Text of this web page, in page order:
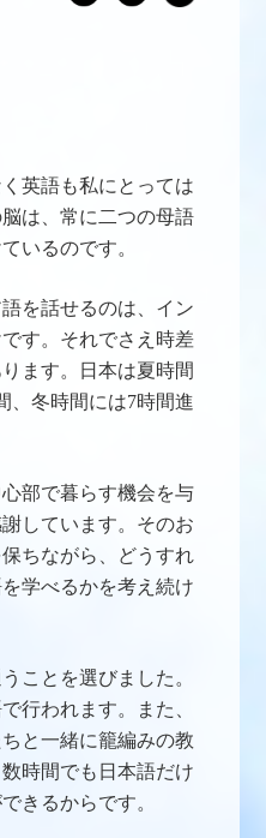
英語も私にとっては
は、常に二つの母語
いるのです。
を話せるのは、イン
す。それでさえ時差
ます。日本は夏時間
、冬時間には7時間進
部で暮らす機会を与
しています。そのお
ちながら、どうすれ
学べるかを考え続け
ことを選びました。
行われます。また、
と一緒に籠編みの教
時間でも日本語だけ
きるからです。